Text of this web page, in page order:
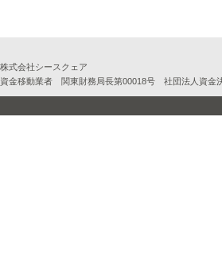
株式会社シースクェア
資金移動業者 関東財務局長第00018号 社団法人資金